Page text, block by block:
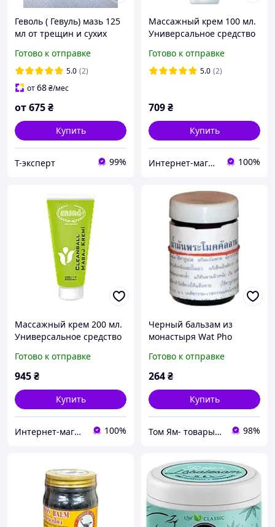
Геволь ( Гевуль) мазь 125
мл от трещин и сухих
Schrunden Германия
оригинал
Готово к отправке
5.0 (2)
от68₴/мес
от675₴
Купить
T-эксперт 99%
Массажный крем 100 мл.
Универсальное средство
мышца, при простуде.
Готово к отправке
5.0 (2)
709₴
Купить
Интернет-магазин "Домашняя аптечка" 100%
Массажный крем 200 мл.
Универсальное средство
мышца, при простуде.
Готово к отправке
945₴
Купить
Интернет-магазин "Домашняя аптечка" 100%
Черный бальзам из
монастыря Wat Pho
Готово к отправке
264₴
Купить
Том Ям- товары из Таиланда,опт и розница 98%